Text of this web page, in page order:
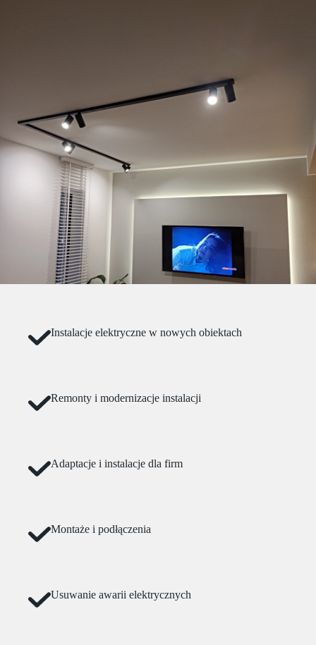
Instalacje elektryczne w nowych obiektach
Remonty i modernizacje instalacji
Adaptacje i instalacje dla firm
Montaże i podłączenia
Usuwanie awarii elektrycznych